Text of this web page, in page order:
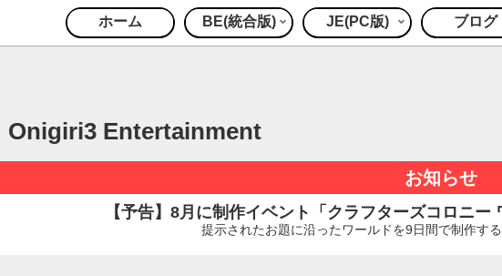
ホーム BE(統合版) JE(PC版) ブログ
Onigiri3 Entertainment
お知らせ
【予告】8月に制作イベント「クラフターズコロニ
提示されたお題に沿ったワールドを9日間で制作す